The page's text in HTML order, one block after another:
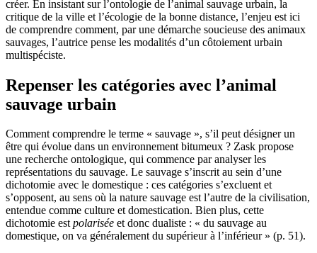
créer. En insistant sur l’ontologie de l’animal sauvage urbain, la
critique de la ville et l’écologie de la bonne distance, l’enjeu est ici
de comprendre comment, par une démarche soucieuse des animaux
sauvages, l’autrice pense les modalités d’un côtoiement urbain
multispéciste.
Repenser les catégories avec l’animal
sauvage urbain
Comment comprendre le terme « sauvage », s’il peut désigner un
être qui évolue dans un environnement bitumeux ? Zask propose
une recherche ontologique, qui commence par analyser les
représentations du sauvage. Le sauvage s’inscrit au sein d’une
dichotomie avec le domestique : ces catégories s’excluent et
s’opposent, au sens où la nature sauvage est l’autre de la civilisation,
entendue comme culture et domestication. Bien plus, cette
dichotomie estpolarisée et donc dualiste : « du sauvage au
domestique, on va généralement du supérieur à l’inférieur » (p. 51).